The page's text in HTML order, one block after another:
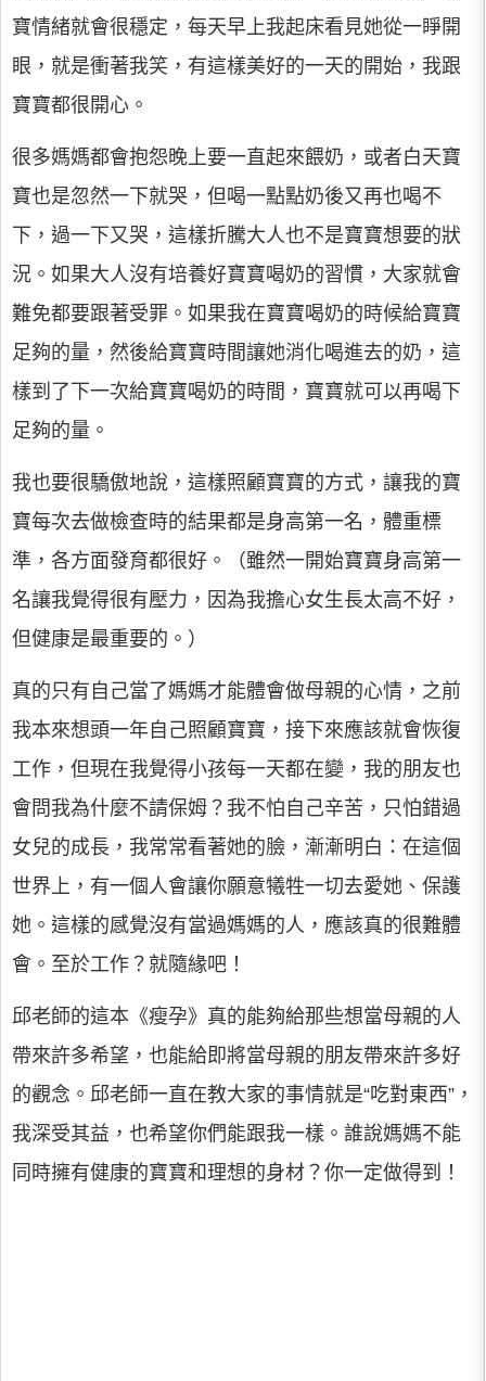
寶情緒就會很穩定，每天早上我起床看見她從一睜開
眼，就是衝著我笑，有這樣美好的一天的開始，我跟
寶寶都很開心。
很多媽媽都會抱怨晚上要一直起來餵奶，或者白天寶
寶也是忽然一下就哭，但喝一點點奶後又再也喝不
下，過一下又哭，這樣折騰大人也不是寶寶想要的狀
況。如果大人沒有培養好寶寶喝奶的習慣，大家就會
難免都要跟著受罪。如果我在寶寶喝奶的時候給寶寶
足夠的量，然後給寶寶時間讓她消化喝進去的奶，這
樣到了下一次給寶寶喝奶的時間，寶寶就可以再喝下
足夠的量。
我也要很驕傲地說，這樣照顧寶寶的方式，讓我的寶
寶每次去做檢查時的結果都是身高第一名，體重標
準，各方面發育都很好。（雖然一開始寶寶身高第一
名讓我覺得很有壓力，因為我擔心女生長太高不好，
但健康是最重要的。）
真的只有自己當了媽媽才能體會做母親的心情，之前
我本來想頭一年自己照顧寶寶，接下來應該就會恢復
工作，但現在我覺得小孩每一天都在變，我的朋友也
會問我為什麼不請保姆？我不怕自己辛苦，只怕錯過
女兒的成長，我常常看著她的臉，漸漸明白：在這個
世界上，有一個人會讓你願意犧牲一切去愛她、保護
她。這樣的感覺沒有當過媽媽的人，應該真的很難體
會。至於工作？就隨緣吧！
邱老師的這本《瘦孕》真的能夠給那些想當母親的人
帶來許多希望，也能給即將當母親的朋友帶來許多好
的觀念。邱老師一直在教大家的事情就是“吃對東西”，
我深受其益，也希望你們能跟我一樣。誰說媽媽不能
同時擁有健康的寶寶和理想的身材？你一定做得到！